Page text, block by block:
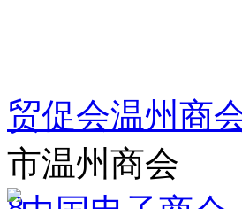
贸促会温州商
市温州商会